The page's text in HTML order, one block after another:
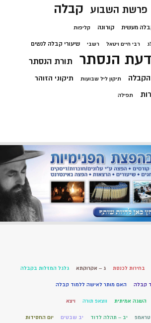
פרשת השבוע קבלה
מעשית קורונה קליפות
רבי חיים ויטאל רשבי שיעורי קבלה לנשים
הנסתר תורת הנסתר
תיקון ליל שבועות תיקוני הזוהר
תפילה
בחירות לכנסת ג – אקרוקתא גלגל המזלות בקבלה
קבלה האם מותר לאישה ללמוד קבלה
השגה אמיתית ווצאפ תורה ויצא
טראמפ יב – תהלה לדוד יב שבטים יום החסידות